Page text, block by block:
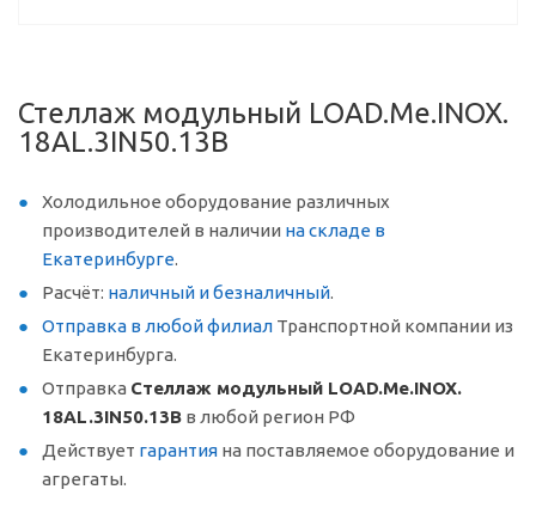
Стеллаж модульный LOAD.Me.INOX.
18AL.3IN50.13B
Холодильное оборудование различных
производителей в наличии на складе в
Екатеринбурге.
Расчёт: наличный и безналичный.
Отправка в любой филиал Транспортной компании из
Екатеринбурга.
Отправка Стеллаж модульный LOAD.Me.INOX.
18AL.3IN50.13B в любой регион РФ
Действует гарантия на поставляемое оборудование и
агрегаты.